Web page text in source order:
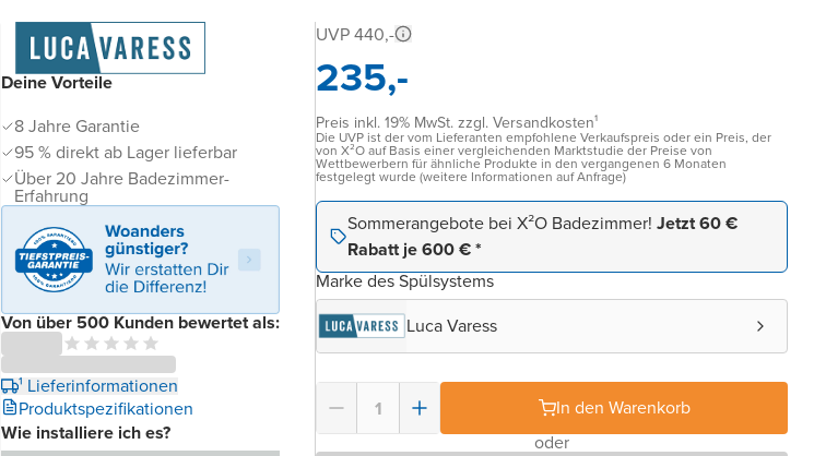
Deine Vorteile
8 Jahre Garantie
95 % direkt ab Lager lieferbar
Über 20 Jahre Badezimmer-
Erfahrung
Von über 500 Kunden bewertet als:
¹ Lieferinformationen
Produktspezifikationen
Wie installiere ich es?
UVP 440,-
235,-
Preis inkl. 19% MwSt. zzgl. Versandkosten¹
Die UVP ist der vom Lieferanten empfohlene Verkaufspreis oder ein Preis, der
von X²O auf Basis einer vergleichenden Marktstudie der Preise von
Wettbewerbern für ähnliche Produkte in den vergangenen 6 Monaten
festgelegt wurde (weitere Informationen auf Anfrage)
Sommerangebote bei X²O Badezimmer! Jetzt 60 €
Rabatt je 600 € *
Marke des Spülsystems
Luca Varess
In den Warenkorb
oder